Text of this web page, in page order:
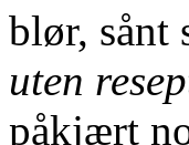
blør, sånt
uten
påkjært